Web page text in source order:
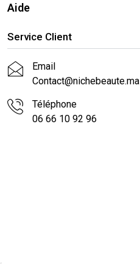
Aide
Service Client
Email
Contact@nichebeaute.ma
Téléphone
06 66 10 92 96